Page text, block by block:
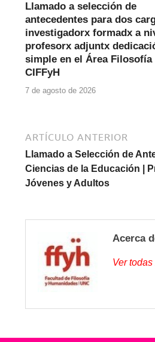
o
o
k
p
p
Llamado a selección de
antecedentes para dos
investigadorx formadx a
profesorx adjuntx
simple en el Área Filosofía
CIFFyH
7 de agosto de 2026
ARTÍCULO ANTERIOR
Llamado a Selección de
Ciencias de la Educación |
Jóvenes y Adultos
Acerca
Ver